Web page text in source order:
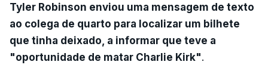
Tyler Robinson enviou uma mensagem de texto
ao colega de quarto para localizar um bilhete
que tinha deixado, a informar que teve a
"oportunidade de matar Charlie Kirk".